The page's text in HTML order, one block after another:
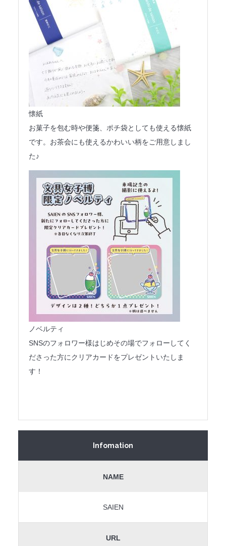
懐紙
お菓子を包む時や便箋、ポチ袋としても使える懐紙
です。お茶会にも使えるかわいい柄をご用意しまし
た♪
ノベルティ
SNSのフォロワー様はじめその場でフォローしてく
ださった方にクリアカードをプレゼントいたしま
す！
Infomation
NAME
SAIEN
URL